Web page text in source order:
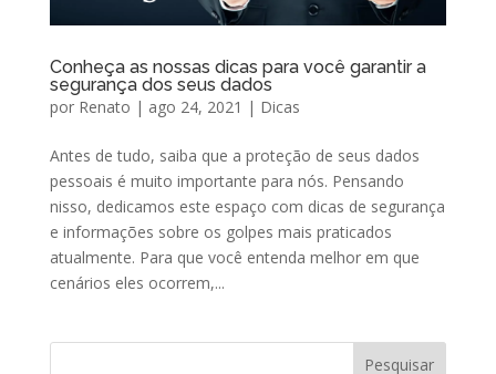
Conheça as nossas dicas para você garantir a
segurança dos seus dados
por Renato | ago 24, 2021 | Dicas
Antes de tudo, saiba que a proteção de seus dados
pessoais é muito importante para nós. Pensando
nisso, dedicamos este espaço com dicas de segurança
e informações sobre os golpes mais praticados
atualmente. Para que você entenda melhor em que
cenários eles ocorrem,...